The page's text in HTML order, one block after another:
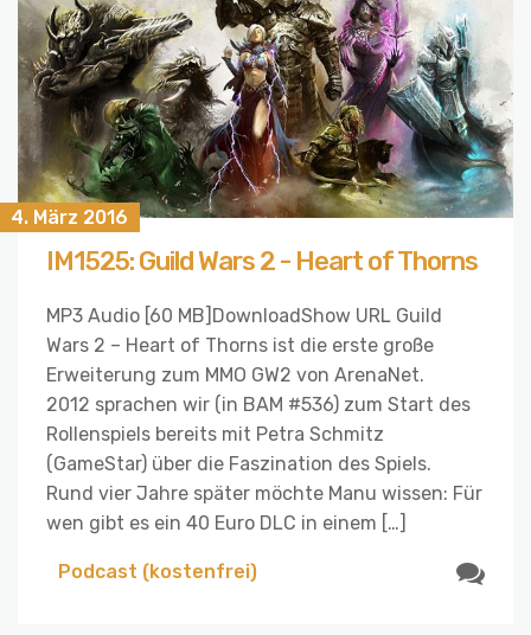
4. März 2016
IM1525: Guild Wars 2 - Heart of Thorns
MP3 Audio [60 MB]DownloadShow URL Guild
Wars 2 – Heart of Thorns ist die erste große
Erweiterung zum MMO GW2 von ArenaNet.
2012 sprachen wir (in BAM #536) zum Start des
Rollenspiels bereits mit Petra Schmitz
(GameStar) über die Faszination des Spiels.
Rund vier Jahre später möchte Manu wissen: Für
wen gibt es ein 40 Euro DLC in einem […]
Podcast (kostenfrei)